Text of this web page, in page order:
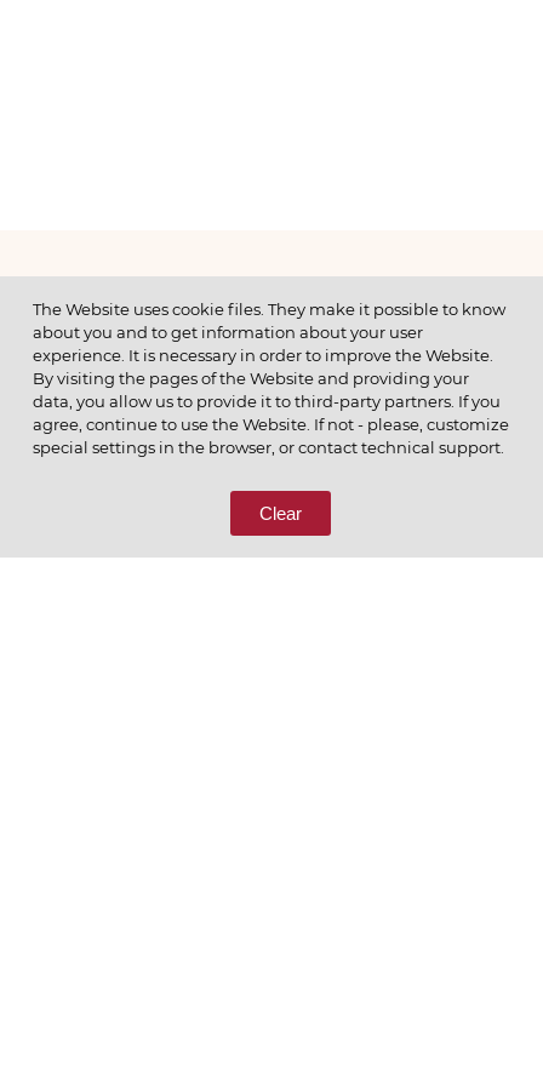
МЕНЮ
© 2026 ОАО
ПОЗВОНИТЕ НАМ
8 (800) 333-65-66
The Website uses cookie files. They make it possible to know
about you and to get information about your user
experience. It is necessary in order to improve the Website.
By visiting the pages of the Website and providing your
data, you allow us to provide it to third-party partners. If you
agree, continue to use the Website. If not - please, customize
special settings in the browser, or contact technical support.
Clear